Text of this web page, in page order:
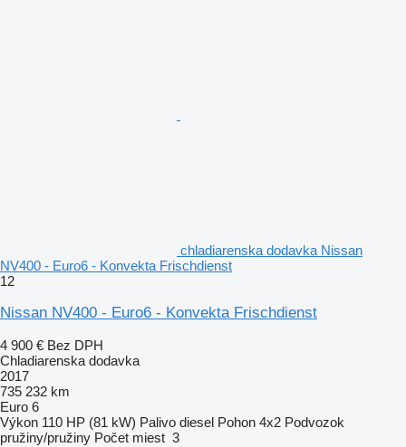
chladiarenska dodavka Nissan
NV400 - Euro6 - Konvekta Frischdienst
12
Nissan NV400 - Euro6 - Konvekta Frischdienst
4 900 € Bez DPH
Chladiarenska dodavka
2017
735 232 km
Euro 6
Výkon 110 HP (81 kW) Palivo diesel Pohon 4x2 Podvozok
pružiny/pružiny Počet miest 3